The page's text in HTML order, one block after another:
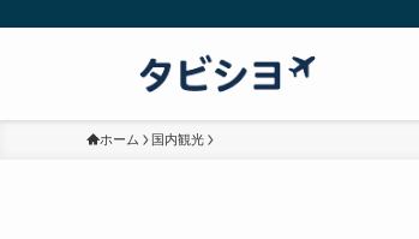
ホーム 国内観光